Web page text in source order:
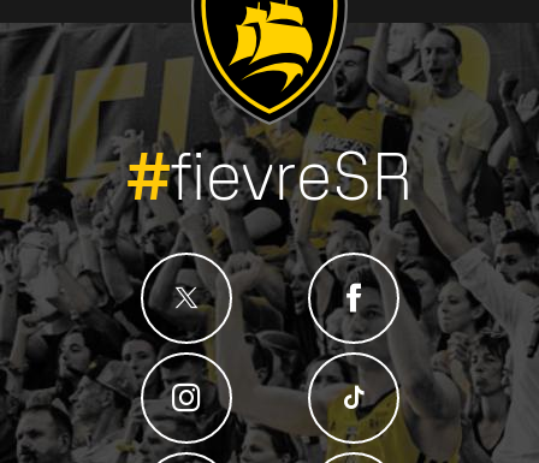
#fievreSR